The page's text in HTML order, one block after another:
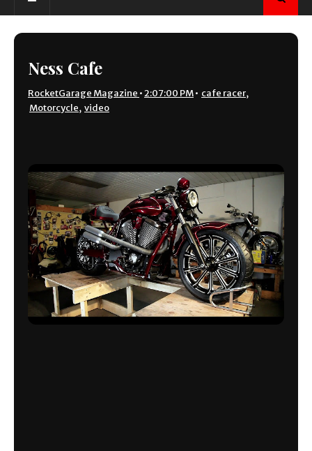
Ness Cafe
RocketGarage Magazine •2:07:00 PM• cafe racer,
Motorcycle, video